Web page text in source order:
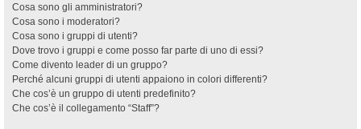
Cosa sono gli amministratori?
Cosa sono i moderatori?
Cosa sono i gruppi di utenti?
Dove trovo i gruppi e come posso far parte di uno di essi?
Come divento leader di un gruppo?
Perché alcuni gruppi di utenti appaiono in colori differenti?
Che cos’è un gruppo di utenti predefinito?
Che cos’è il collegamento “Staff”?